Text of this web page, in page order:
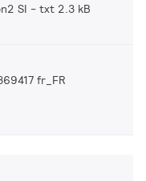
SI txt 2.3 kB
fr_FR